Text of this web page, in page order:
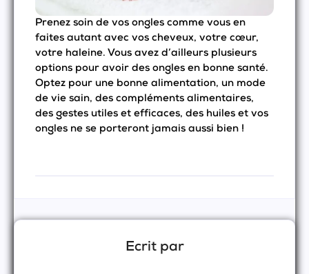
Prenez soin de vos ongles comme vous en
faites autant avec vos cheveux, votre cœur,
votre haleine. Vous avez d’ailleurs plusieurs
options pour avoir des ongles en bonne santé.
Optez pour une bonne alimentation, un mode
de vie sain, des compléments alimentaires,
des gestes utiles et efficaces, des huiles et vos
ongles ne se porteront jamais aussi bien !
Ecrit par